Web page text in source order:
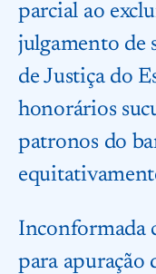
parcial ao
julgamento de
de Justiça do
honorários
patronos do
Inconformada
para apuração